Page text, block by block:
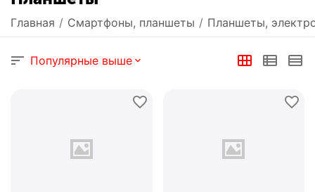
Главная / Смартфоны, планшеты / Планшеты,
Популярные выше